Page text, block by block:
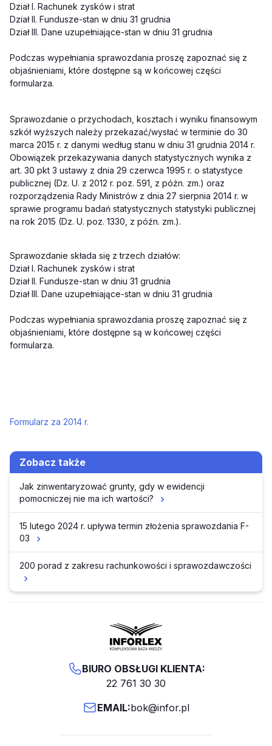
Dział I. Rachunek zysków i strat
Dział II. Fundusze-stan w dniu 31 grudnia
Dział III. Dane uzupełniające-stan w dniu 31 grudnia
Podczas wypełniania sprawozdania proszę zapoznać się z
objaśnieniami, które dostępne są w końcowej części
formularza.
Sprawozdanie o przychodach, kosztach i wyniku finansowym
szkół wyższych należy przekazać/wysłać w terminie do 30
marca 2015 r. z danymi według stanu w dniu 31 grudnia 2014 r.
Obowiązek przekazywania danych statystycznych wynika z
art. 30 pkt 3 ustawy z dnia 29 czerwca 1995 r. o statystyce
publicznej (Dz. U. z 2012 r. poz. 591, z późn. zm.) oraz
rozporządzenia Rady Ministrów z dnia 27 sierpnia 2014 r. w
sprawie programu badań statystycznych statystyki publicznej
na rok 2015 (Dz. U. poz. 1330, z późn. zm.).
Sprawozdanie składa się z trzech działów:
Dział I. Rachunek zysków i strat
Dział II. Fundusze-stan w dniu 31 grudnia
Dział III. Dane uzupełniające-stan w dniu 31 grudnia
Podczas wypełniania sprawozdania proszę zapoznać się z
objaśnieniami, które dostępne są w końcowej części
formularza.
Formularz za 2014 r.
Zobacz także
Jak zinwentaryzować grunty, gdy w ewidencji
pomocniczej nie ma ich wartości?
15 lutego 2024 r. upływa termin złożenia sprawozdania F-
03
200 porad z zakresu rachunkowości i sprawozdawczości
BIURO OBSŁUGI KLIENTA:
22 761 30 30
EMAIL:bok@infor.pl